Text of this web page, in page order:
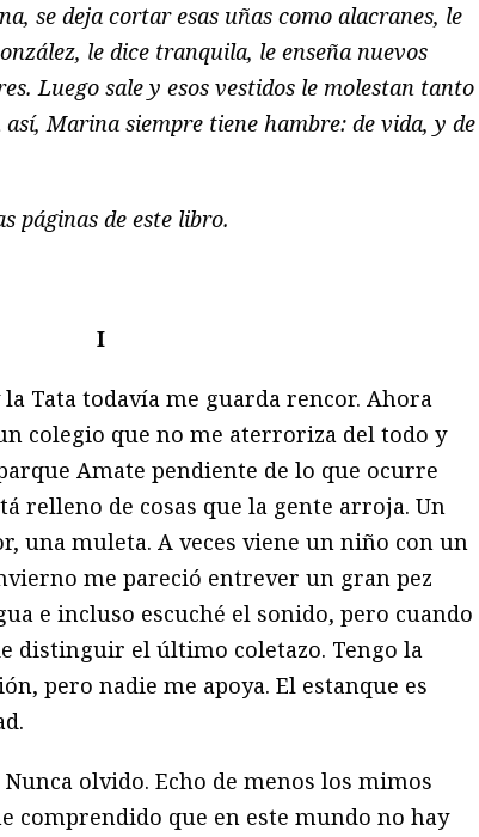
se deja cortar esas uñas como alacranes, le
le dice tranquila, le enseña nuevos
Luego sale y esos vestidos le molestan tanto
Marina siempre tiene hambre: de vida, y de
páginas de este libro.
I
Tata todavía me guarda rencor. Ahora
colegio que no me aterroriza del todo y
Amate pendiente de lo que ocurre
relleno de cosas que la gente arroja. Un
una muleta. A veces viene un niño con un
me pareció entrever un gran pez
e incluso escuché el sonido, pero cuando
distinguir el último coletazo. Tengo la
pero nadie me apoya. El estanque es
olvido. Echo de menos los mimos
comprendido que en este mundo no hay